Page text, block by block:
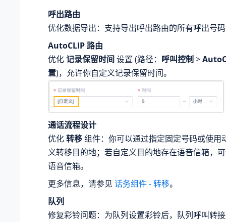
呼出路由
优化数据导出：支持导出呼出路由的所有呼出号
AutoCLIP 路由
优化记录保留时间 设置 (路径： 呼叫控制 >
置)，允许你自定义记录保留时间。
通话流程设计
优化转移组件：你可以通过指定固定号码或使用
义转移目的地；若自定义目的地存在语音信箱，
语音信箱。
更多信息，请参见 话务组件 - 转移。
队列
修复彩铃问题：为队列设置彩铃后，队列呼叫转